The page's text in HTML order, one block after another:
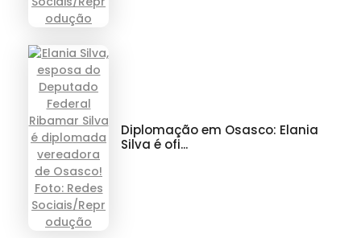
Diplomação em Osasco: Elania
Silva é ofi...